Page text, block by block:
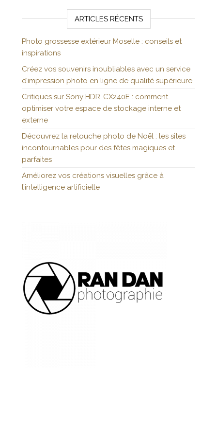
ARTICLES RÉCENTS
Photo grossesse extérieur Moselle : conseils et
inspirations
Créez vos souvenirs inoubliables avec un service
d’impression photo en ligne de qualité supérieure
Critiques sur Sony HDR-CX240E : comment
optimiser votre espace de stockage interne et
externe
Découvrez la retouche photo de Noël : les sites
incontournables pour des fêtes magiques et
parfaites
Améliorez vos créations visuelles grâce à
l’intelligence artificielle